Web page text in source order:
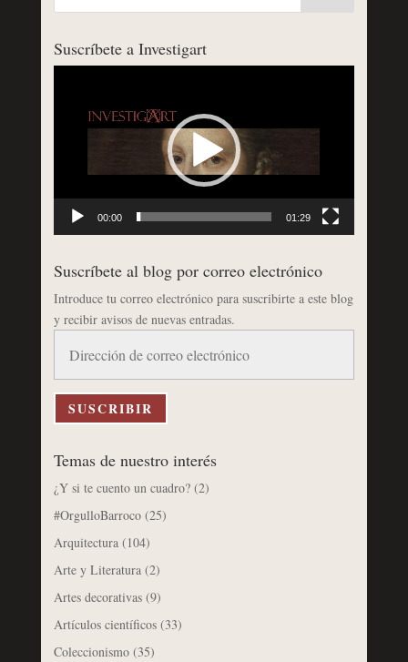
Suscríbete a Investigart
00:00 01:29
Suscríbete al blog por correo electrónico
Introduce tu correo electrónico para suscribirte a este blog
y recibir avisos de nuevas entradas.
correo
electrónico
SUSCRIBIR
Temas de nuestro interés
¿Y si te cuento un cuadro?(2)
#OrgulloBarroco(25)
Arquitectura(104)
Arte y Literatura(2)
Artes decorativas(9)
Artículos científicos(33)
Coleccionismo(35)